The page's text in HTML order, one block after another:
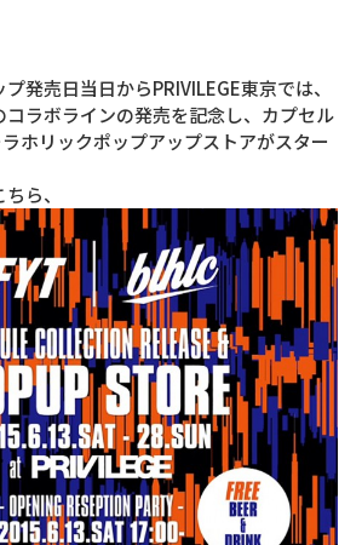
発売日当日からPRIVILEGE東京では、
ラボラインの発売を記念し、カプセル
ホリックポップアップストアがスター
ら、